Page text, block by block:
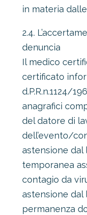
in materia
2.4.
denuncia
Il medico
certificato
d.P.R.n.1124/
anagrafici
del datore di
dell’evento/
astensione dal
temporanea
contagio da
astensione dal
permanenza